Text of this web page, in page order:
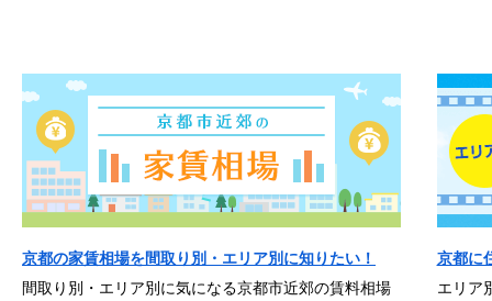
京都の家賃相場を間取り別・エリア別に知りたい！
間取り別・エリア別に気になる京都市近郊の賃料相場
京都に
エリア